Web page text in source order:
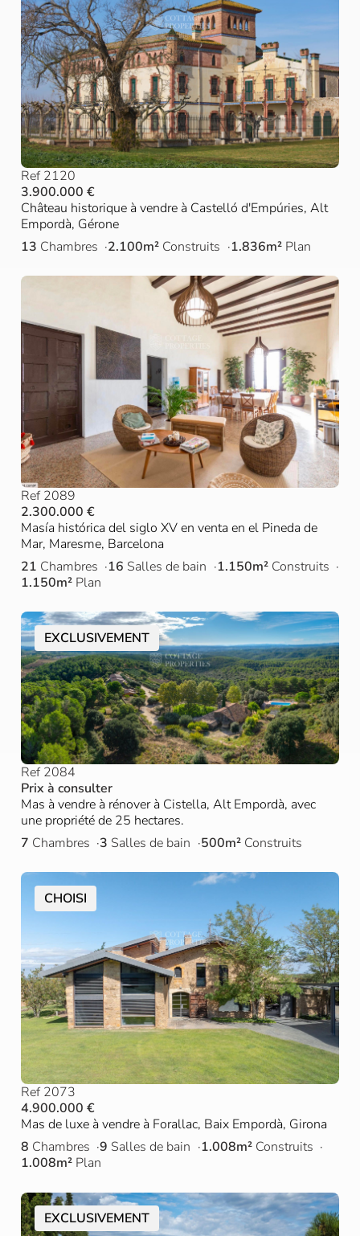
Ref 2120
3.900.000 €
Château historique à vendre à Castelló d'Empúries, Alt
Empordà, Gérone
13 Chambres 2.100m² Construits 1.836m² Plan
Ref 2089
2.300.000 €
Masía histórica del siglo XV en venta en el Pineda de
Mar, Maresme, Barcelona
21 Chambres 16 Salles de bain 1.150m² Construits
1.150m² Plan
EXCLUSIVEMENT
Ref 2084
Prix à consulter
Mas à vendre à rénover à Cistella, Alt Empordà, avec
une propriété de 25 hectares.
7 Chambres 3 Salles de bain 500m² Construits
CHOISI
Ref 2073
4.900.000 €
Mas de luxe à vendre à Forallac, Baix Empordà, Girona
8 Chambres 9 Salles de bain 1.008m² Construits
1.008m² Plan
EXCLUSIVEMENT